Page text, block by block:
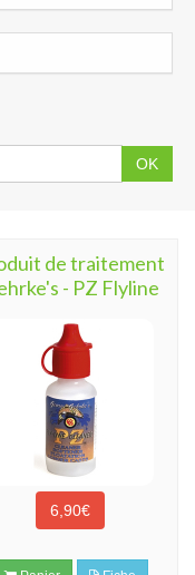
OK
de traitement
- PZ Flyline
6,90€